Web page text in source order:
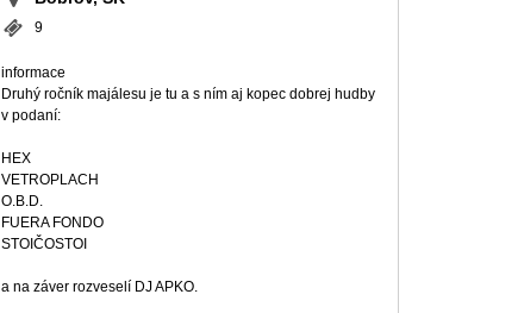
9
informace
Druhý ročník majálesu je tu a s ním aj kopec dobrej hudby
v podaní:
HEX
VETROPLACH
O.B.D.
FUERA FONDO
STOIČOSTOI
a na záver rozveselí DJ APKO.